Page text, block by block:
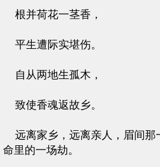
根并荷花一茎香，
平生遭际实堪伤。
自从两地生孤木，
致使香魂返故乡。
远离家乡，远离亲人，眉间那
命里的一场劫。